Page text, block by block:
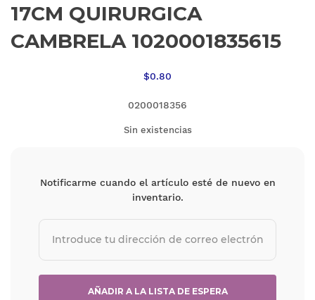
17CM QUIRURGICA
CAMBRELA 1020001835615
$0.80
0200018356
Sin existencias
Notificarme cuando el artículo esté de nuevo en
inventario.